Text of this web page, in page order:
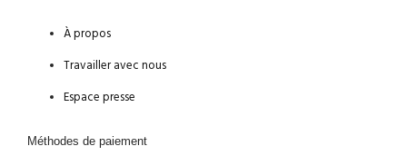
À propos
Travailler avec nous
Espace presse
Méthodes de paiement